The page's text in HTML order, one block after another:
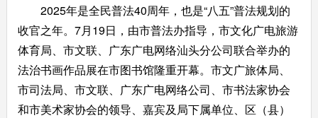
2025年是全民普法40周年，也是“八五”普法规划的
收官之年。 7月19日，由市普法办指导，市文化广电旅游
体育局、市文联、广东广电网络汕头分公司联合举办的
法治书画作品展在市图书馆隆重开幕。市文广旅体局、
市司法局、市文联、广东广电网络公司、市书法家协会
和市美术家协会的领导、嘉宾及局下属单位、区（县）